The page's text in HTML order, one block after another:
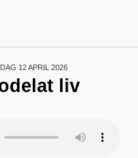
12 APRIL 2026
liv